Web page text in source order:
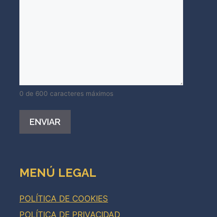
0 de 600 caracteres máximos
MENÚ LEGAL
POLÍTICA DE COOKIES
POLÍTICA DE PRIVACIDAD